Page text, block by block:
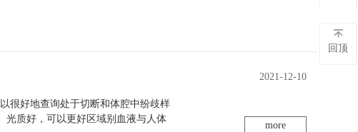
很好地查询处于切断和体腔中纷歧样
光质好，可以更好区域别血液与人体
2021-12-10
more
回顶